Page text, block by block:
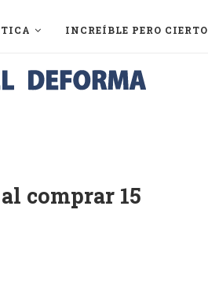
INCREÍBLE PERO CIERTO
comprar 15